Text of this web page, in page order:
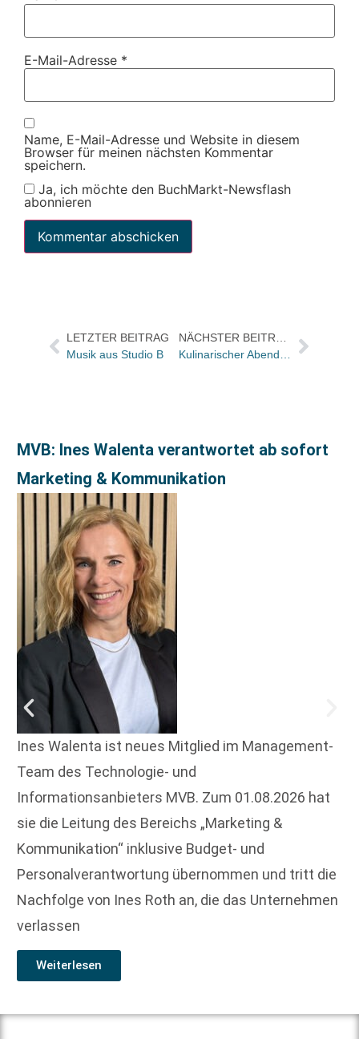
E-Mail-Adresse *
Name, E-Mail-Adresse und Website in diesem
Browser für meinen nächsten Kommentar
speichern.
Ja, ich möchte den BuchMarkt-Newsflash
abonnieren
LETZTER BEITRAG
Musik aus Studio B
MVB: Ines Walenta verantwortet ab sofort
Marketing & Kommunikation
Ines Walenta ist neues Mitglied im Management-
Team des Technologie- und
Informationsanbieters MVB. Zum 01.08.2026 hat
sie die Leitung des Bereichs „Marketing &
Kommunikation“ inklusive Budget- und
Personalverantwortung übernommen und tritt die
Nachfolge von Ines Roth an, die das Unternehmen
verlassen
Weiterlesen